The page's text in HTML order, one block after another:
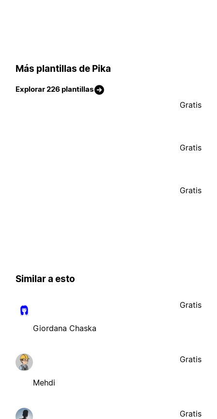
Más plantillas de Pika
Explorar 226 plantillas
Gratis
Gratis
Gratis
Similar a esto
Giordana Chaska
Gratis
Mehdi
Gratis
Gratis